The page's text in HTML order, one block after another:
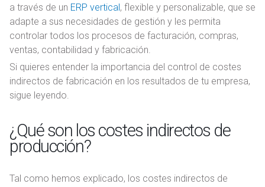
a través de un ERP vertical, flexible y personalizable, que se
adapte a sus necesidades de gestión y les permita
controlar todos los procesos de facturación, compras,
ventas, contabilidad y fabricación.
Si quieres entender la importancia del control de costes
indirectos de fabricación en los resultados de tu empresa,
sigue leyendo.
¿Qué son los costes indirectos de
producción?
Tal como hemos explicado, los costes indirectos de